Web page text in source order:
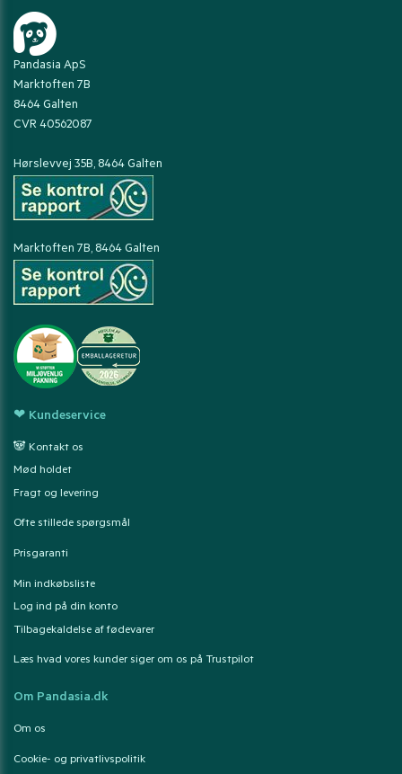
Pandasia ApS
Marktoften 7B
8464 Galten
CVR 40562087
Hørslevvej 35B, 8464 Galten
Marktoften 7B, 8464 Galten
❤ Kundeservice
🐼 Kontakt os
Mød holdet
Fragt og levering
Ofte stillede spørgsmål
Prisgaranti
Min indkøbsliste
Log ind på din konto
Tilbagekaldelse af fødevarer
Læs hvad vores kunder siger om os på Trustpilot
Om Pandasia.dk
Om os
Cookie- og privatlivspolitik